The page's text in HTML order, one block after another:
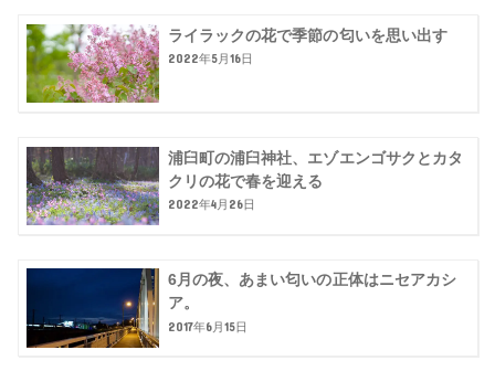
ライラックの花で季節の匂いを思い出す
2022年5月16日
浦臼町の浦臼神社、エゾエンゴサクとカタ
クリの花で春を迎える
2022年4月26日
6月の夜、あまい匂いの正体はニセアカシ
ア。
2017年6月15日